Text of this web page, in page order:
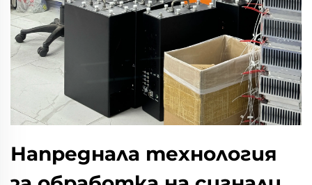
Напреднала технология